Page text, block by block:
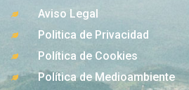
Aviso Legal
Politica de Privacidad
Política de Cookies
Política de Medioambiente